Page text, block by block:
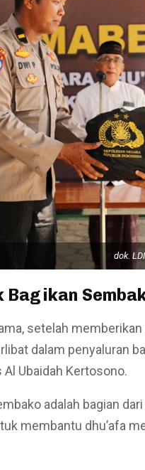
dok.
Bagikan
setelah
dalam penyaluran
Al Ubaidah Kertosono.
adalah bagian
membantu dhu’afa